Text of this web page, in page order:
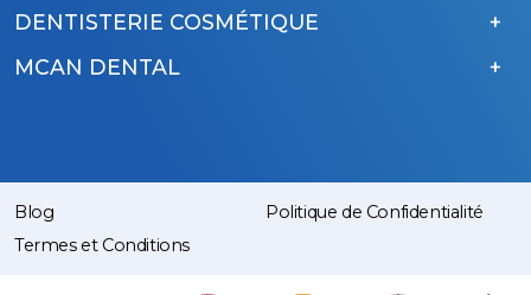
DENTISTERIE COSMÉTIQUE
MCAN DENTAL
Blog
Politique de Confidentialité
Termes et Conditions